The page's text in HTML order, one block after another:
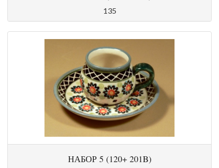
135
НАБОР 5 (120+ 201B)